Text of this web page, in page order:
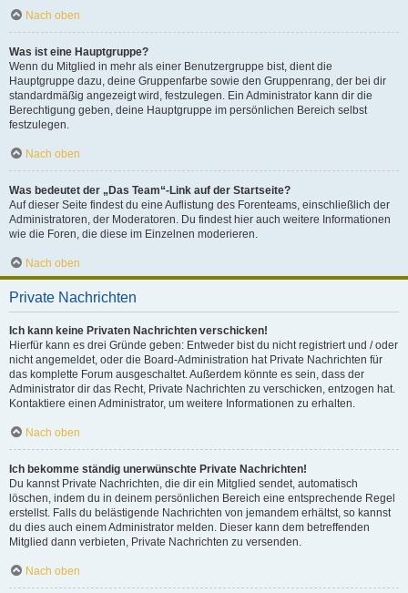
Nach oben
Was ist eine Hauptgruppe?
Wenn du Mitglied in mehr als einer Benutzergruppe bist, dient die
Hauptgruppe dazu, deine Gruppenfarbe sowie den Gruppenrang, der bei dir
standardmäßig angezeigt wird, festzulegen. Ein Administrator kann dir die
Berechtigung geben, deine Hauptgruppe im persönlichen Bereich selbst
festzulegen.
Nach oben
Was bedeutet der „Das Team“-Link auf der Startseite?
Auf dieser Seite findest du eine Auflistung des Forenteams, einschließlich der
Administratoren, der Moderatoren. Du findest hier auch weitere Informationen
wie die Foren, die diese im Einzelnen moderieren.
Nach oben
Private Nachrichten
Ich kann keine Privaten Nachrichten verschicken!
Hierfür kann es drei Gründe geben: Entweder bist du nicht registriert und / oder
nicht angemeldet, oder die Board-Administration hat Private Nachrichten für
das komplette Forum ausgeschaltet. Außerdem könnte es sein, dass der
Administrator dir das Recht, Private Nachrichten zu verschicken, entzogen hat.
Kontaktiere einen Administrator, um weitere Informationen zu erhalten.
Nach oben
Ich bekomme ständig unerwünschte Private Nachrichten!
Du kannst Private Nachrichten, die dir ein Mitglied sendet, automatisch
löschen, indem du in deinem persönlichen Bereich eine entsprechende Regel
erstellst. Falls du belästigende Nachrichten von jemandem erhältst, so kannst
du dies auch einem Administrator melden. Dieser kann dem betreffenden
Mitglied dann verbieten, Private Nachrichten zu versenden.
Nach oben